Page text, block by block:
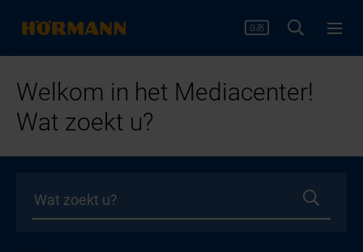
Welkom in het Mediacenter!
Wat zoekt u?